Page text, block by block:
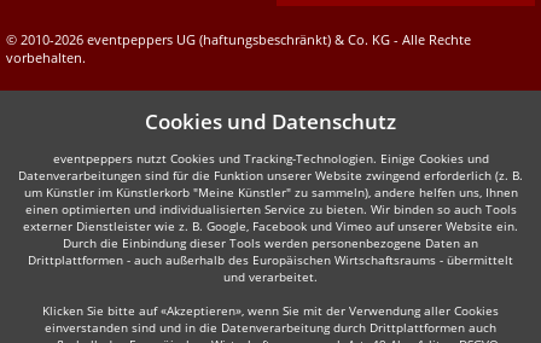
© 2010-2026 eventpeppers UG (haftungsbeschränkt) & Co. KG - Alle Rechte
vorbehalten.
Cookies und Datenschutz
eventpeppers nutzt Cookies und Tracking-Technologien. Einige Cookies und
Datenverarbeitungen sind für die Funktion unserer Website zwingend erforderlich (z. B.
um Künstler im Künstlerkorb "Meine Künstler" zu sammeln), andere helfen uns, Ihnen
einen optimierten und individualisierten Service zu bieten. Wir binden so auch Tools
externer Dienstleister wie z. B. Google, Facebook und Vimeo auf unserer Website ein.
Durch die Einbindung dieser Tools werden personenbezogene Daten an
Drittplattformen - auch außerhalb des Europäischen Wirtschaftsraums - übermittelt
und verarbeitet.
Klicken Sie bitte auf «Akzeptieren», wenn Sie mit der Verwendung aller Cookies
einverstanden sind und in die Datenverarbeitung durch Drittplattformen auch